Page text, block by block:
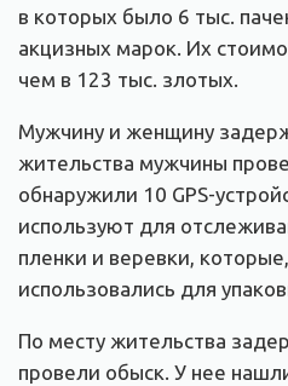
в которых было 6 тыс.
акцизных марок. Их
чем в 123 тыс. злотых.
Мужчину и женщину
жительства мужчины
обнаружили 10 GPS-
используют для
пленки и веревки,
использовались для
По месту жительства
провели обыск. У нее